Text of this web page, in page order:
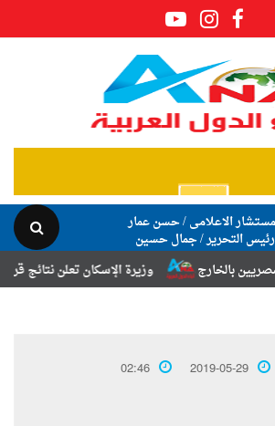
الاعلامى / حسن عمار
رئيس التحرير / جمال حسين
وزيرة الإسكان تعلن نتائج قرعة تخصيص
2019-05-29
02:46